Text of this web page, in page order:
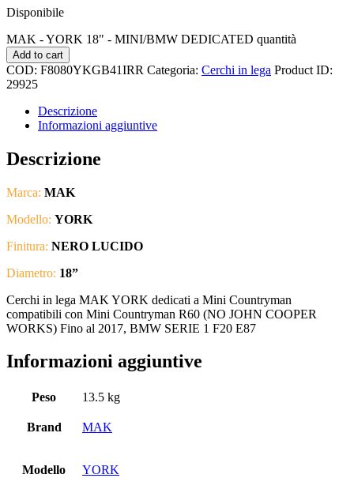
Disponibile
MAK - YORK 18" - MINI/BMW DEDICATED quantità
Add to cart
COD: F8080YKGB41IRR Categoria: Cerchi in lega Product ID:
29925
Descrizione
Informazioni aggiuntive
Descrizione
Marca: MAK
Modello: YORK
Finitura: NERO LUCIDO
Diametro: 18”
Cerchi in lega MAK YORK dedicati a Mini Countryman
compatibili con Mini Countryman R60 (NO JOHN COOPER
WORKS) Fino al 2017, BMW SERIE 1 F20 E87
Informazioni aggiuntive
Peso 13.5 kg
Brand MAK
Modello YORK